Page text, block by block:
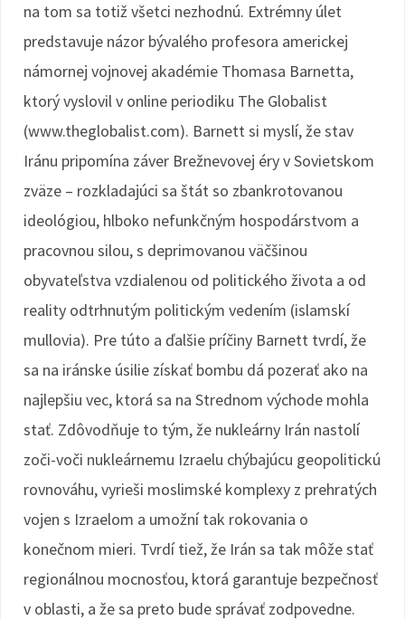
na tom sa totiž všetci nezhodnú. Extrémny úlet
predstavuje názor bývalého profesora americkej
námornej vojnovej akadémie Thomasa Barnetta,
ktorý vyslovil v online periodiku The Globalist
(www.theglobalist.com). Barnett si myslí, že stav
Iránu pripomína záver Brežnevovej éry v Sovietskom
zväze – rozkladajúci sa štát so zbankrotovanou
ideológiou, hlboko nefunkčným hospodárstvom a
pracovnou silou, s deprimovanou väčšinou
obyvateľstva vzdialenou od politického života a od
reality odtrhnutým politickým vedením (islamskí
mullovia). Pre túto a ďalšie príčiny Barnett tvrdí, že
sa na iránske úsilie získať bombu dá pozerať ako na
najlepšiu vec, ktorá sa na Strednom východe mohla
stať. Zdôvodňuje to tým, že nukleárny Irán nastolí
zoči-voči nukleárnemu Izraelu chýbajúcu geopolitickú
rovnováhu, vyrieši moslimské komplexy z prehratých
vojen s Izraelom a umožní tak rokovania o
konečnom mieri. Tvrdí tiež, že Irán sa tak môže stať
regionálnou mocnosťou, ktorá garantuje bezpečnosť
v oblasti, a že sa preto bude správať zodpovedne.